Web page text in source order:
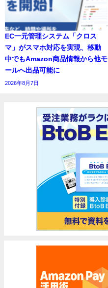
EC一元管理システム「クロス
マ」がスマホ対応を実現、移動
中でもAmazon商品情報から他モ
ールへ出品可能に
2026年8月7日